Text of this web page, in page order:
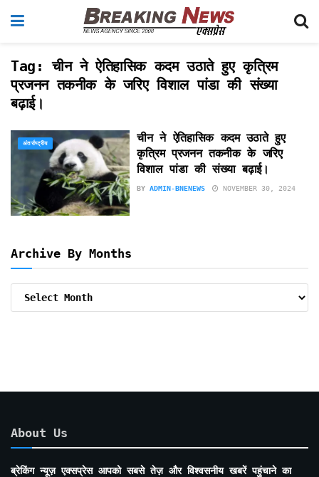
Tag:चीन ने ऐतिहासिक कदम उठाते हुए कृत्रिम
प्रजनन तकनीक के जरिए विशाल पांडा की संख्या
बढ़ाई।
अंतर्राष्ट्रीय
चीन ने ऐतिहासिक कदम उठाते हुए
कृत्रिम प्रजनन तकनीक के जरिए
विशाल पांडा की संख्या बढ़ाई।
BY ADMIN-BNENEWS NOVEMBER 30, 2024
Archive By Months
About Us
ब्रेकिंग न्यूज़ एक्सप्रेस आपको सबसे तेज़ और विश्वसनीय खबरें पहुंचाने का